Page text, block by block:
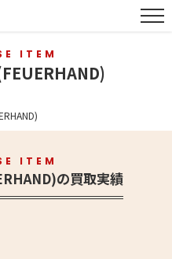
ITEM
ITEM
の買取実績